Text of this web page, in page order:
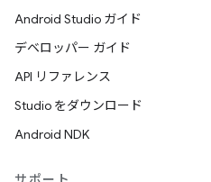
Android Studio ガイド
デベロッパー ガイド
API リファレンス
Studio をダウンロード
Android NDK